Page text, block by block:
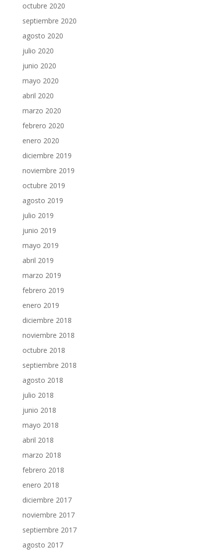
octubre 2020
septiembre 2020
agosto 2020
julio 2020
junio 2020
mayo 2020
abril 2020
marzo 2020
febrero 2020
enero 2020
diciembre 2019
noviembre 2019
octubre 2019
agosto 2019
julio 2019
junio 2019
mayo 2019
abril 2019
marzo 2019
febrero 2019
enero 2019
diciembre 2018
noviembre 2018
octubre 2018
septiembre 2018
agosto 2018
julio 2018
junio 2018
mayo 2018
abril 2018
marzo 2018
febrero 2018
enero 2018
diciembre 2017
noviembre 2017
septiembre 2017
agosto 2017